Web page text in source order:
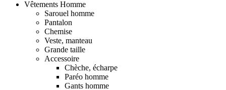
Vêtements Homme
Sarouel homme
Pantalon
Chemise
Veste, manteau
Grande taille
Accessoire
Chèche, écharpe
Paréo homme
Gants homme